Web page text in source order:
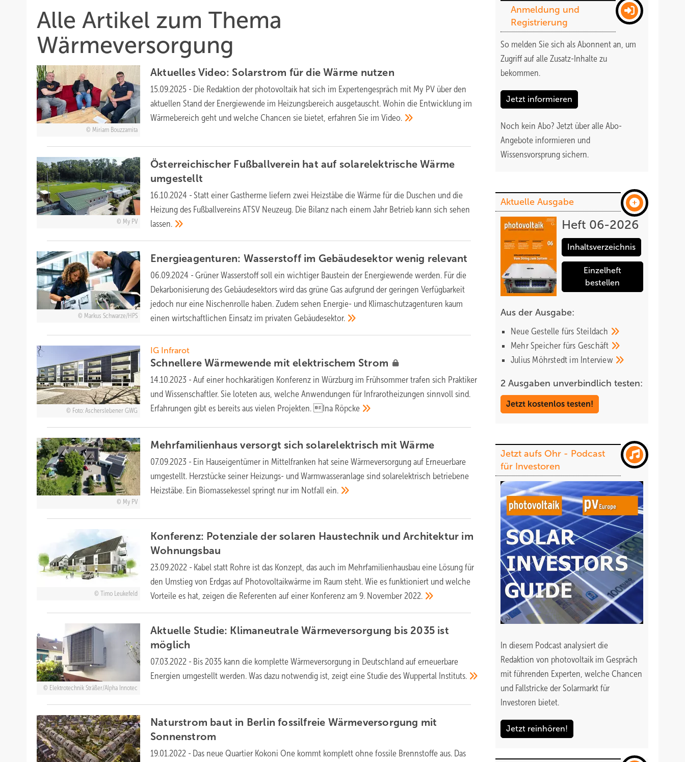
Alle Artikel zum Thema
Wärmeversorgung
Miriam Bouzzamita
Aktuelles Video: Solarstrom für die Wärme nutzen
15.09.2025 - Die Redaktion der photovoltaik hat sich im Expertengespräch mit My PV über den
aktuellen Stand der Energiewende im Heizungsbereich ausgetauscht. Wohin die Entwicklung im
Wärmebereich geht und welche Chancen sie bietet, erfahren Sie imVideo.
My PV
Österreichischer Fußballverein hat auf solarelektrische Wärme
umgestellt
16.10.2024 - Statt einer Gastherme liefern zwei Heizstäbe die Wärme für die Duschen und die
Heizung des Fußballvereins ATSV Neuzeug. Die Bilanz nach einem Jahr Betrieb kann sich sehen
lassen.
Markus Schwarze/HPS
Energieagenturen: Wasserstoff im Gebäudesektor wenig relevant
06.09.2024 - Grüner Wasserstoff soll ein wichtiger Baustein der Energiewende werden. Für die
Dekarbonisierung des Gebäudesektors wird das grüne Gas aufgrund der geringen Verfügbarkeit
jedoch nur eine Nischenrolle haben. Zudem sehen Energie- und Klimaschutzagenturen kaum
einen wirtschaftlichen Einsatz im privatenGebäudesektor.
Foto: Ascherslebener GWG
IG Infrarot
Schnellere Wärmewende mit elektrischem Strom
14.10.2023 - Auf einer hochkarätigen Konferenz in Würzburg im Frühsommer trafen sich Praktiker
und Wissenschaftler. Sie loteten aus, welche Anwendungen für Infrarotheizungen sinnvoll sind.
Erfahrungen gibt es bereits aus vielen Projekten. Ina Röpcke
My PV
Mehrfamilienhaus versorgt sich solarelektrisch mitWärme
07.09.2023 - Ein Hauseigentümer in Mittelfranken hat seine Wärmeversorgung auf Erneuerbare
umgestellt. Herzstücke seiner Heizungs- und Warmwasseranlage sind solarelektrisch betriebene
Heizstäbe. Ein Biomassekessel springt nur im Notfallein.
Timo Leukefeld
Konferenz: Potenziale der solaren Haustechnik und Architektur im
Wohnungsbau
23.09.2022 - Kabel statt Rohre ist das Konzept, das auch im Mehrfamilienhausbau eine Lösung für
den Umstieg von Erdgas auf Photovoltaikwärme im Raum steht. Wie es funktioniert und welche
Vorteile es hat, zeigen die Referenten auf einer Konferenz am 9. November 2022.
Elektrotechnik Sträßer/Alpha Innotec
Aktuelle Studie: Klimaneutrale Wärmeversorgung bis 2035 ist
möglich
07.03.2022 - Bis 2035 kann die komplette Wärmeversorgung in Deutschland auf erneuerbare
Energien umgestellt werden. Was dazu notwendig ist, zeigt eine Studie des Wuppertal Instituts.
Naturstrom baut in Berlin fossilfreie Wärmeversorgung mit
Sonnenstrom
19.01.2022 - Das neue Quartier Kokoni One kommt komplett ohne fossile Brennstoffe aus. Das
Anmeldung und
Registrierung
So melden Sie sich als Abonnent an, um
Zugriff auf alle Zusatz-Inhalte zu
bekommen.
Jetzt informieren
Noch kein Abo? Jetzt über alle Abo-
Angebote informieren und
Wissensvorsprung sichern.
Aktuelle Ausgabe
Heft 06-2026
Inhaltsverzeichnis
Einzelheft
bestellen
Aus der Ausgabe:
Neue Gestelle fürs Steildach
Mehr Speicher fürs Geschäft
Julius Möhrstedt im Interview
2 Ausgaben unverbindlich testen:
Jetzt kostenlos testen!
Jetzt aufs Ohr - Podcast
für Investoren
In diesem Podcast analysiert die
Redaktion von photovoltaik im Gespräch
mit führenden Experten, welche Chancen
und Fallstricke der Solarmarkt für
Investoren bietet.
Jetzt reinhören!